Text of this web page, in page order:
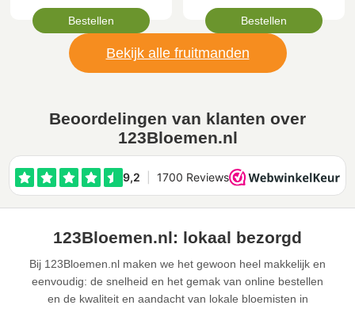
Bestellen Bestellen
Bekijk alle fruitmanden
Beoordelingen van klanten over
123Bloemen.nl
123Bloemen.nl: lokaal bezorgd
Bij 123Bloemen.nl maken we het gewoon heel makkelijk en
eenvoudig: de snelheid en het gemak van online bestellen
en de kwaliteit en aandacht van lokale bloemisten in